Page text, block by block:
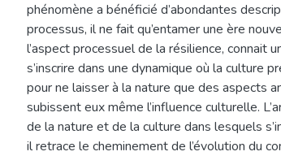
phénomène a bénéficié d’abondantes
processus, il ne fait qu’entamer une ère
l’aspect processuel de la résilience, connait
s’inscrire dans une dynamique où la culture
pour ne laisser à la nature que des aspects
subissent eux même l’influence culturelle.
de la nature et de la culture dans lesquels
il retrace le cheminement de l’évolution du